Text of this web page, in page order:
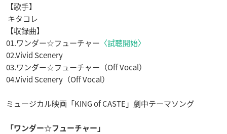
【歌手】
キタコレ
【収録曲】
01.ワンダー☆フューチャー 〈試聴開始〉
02.Vivid Scenery
03.ワンダー☆フューチャー（Off Vocal）
04.Vivid Scenery（Off Vocal）
ミュージカル映画「KING of CASTE」劇中テーマソング
「ワンダー☆フューチャー」